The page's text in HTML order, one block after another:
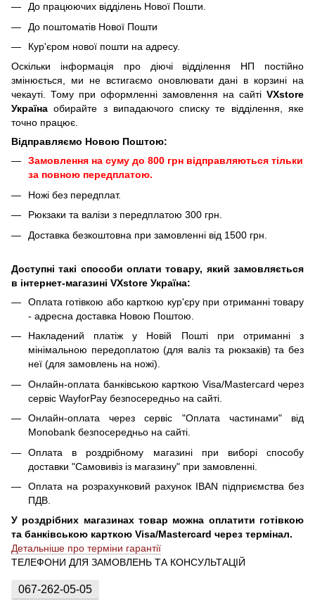
До працюючих відділень Нової Пошти.
До поштоматів Нової Пошти
Кур'єром нової пошти на адресу.
Оскільки інформація про діючі відділення НП постійно
змінюється, ми не встигаємо оновлювати дані в корзині на
чекауті. Тому при оформленні замовлення на сайті VXstore
Україна обирайте з випадаючого списку те відділення, яке
точно працює.
Відправляємо Новою Поштою:
Замовлення на суму до 800 грн відправляються тільки
за повною передплатою.
Ножі без передплат.
Рюкзаки та валізи з передплатою 300 грн.
Доставка безкоштовна при замовленні від 1500 грн.
Доступні такі способи оплати товару, який замовляється
в інтернет-магазині VXstore Україна:
Оплата готівкою або карткою кур'єру при отриманні товару
- адресна доставка Новою Поштою.
Накладений платіж у Новій Пошті при отриманні з
мінімальною передоплатою (для валіз та рюкзаків) та без
неї (для замовлень на ножі).
Онлайн-оплата банківською карткою Visa/Mastercard через
сервіс WayforPay безпосередньо на сайті.
Онлайн-оплата через сервіс "Оплата частинами" від
Monobank безпосередньо на сайті.
Оплата в роздрібному магазині при виборі способу
доставки "Самовивіз із магазину" при замовленні.
Оплата на розрахунковий рахунок IBAN підприємства без
ПДВ.
У роздрібних магазинах товар можна оплатити готівкою
та банківською карткою Visa/Mastercard через термінал.
Детальніше про терміни гарантії
ТЕЛЕФОНИ ДЛЯ ЗАМОВЛЕНЬ ТА КОНСУЛЬТАЦІЙ
067-262-05-05